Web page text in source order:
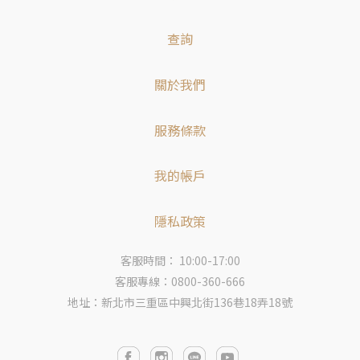
查詢
關於我們
服務條款
我的帳戶
隱私政策
客服時間： 10:00-17:00
客服專線：0800-360-666
地址：新北市三重區中興北街136巷18弄18號